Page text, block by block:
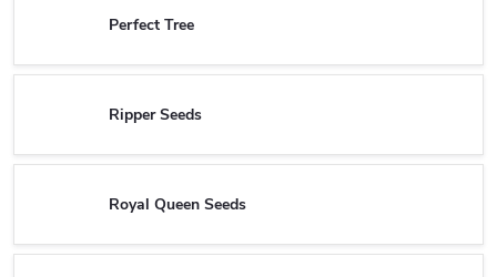
Perfect Tree
Ripper Seeds
Royal Queen Seeds